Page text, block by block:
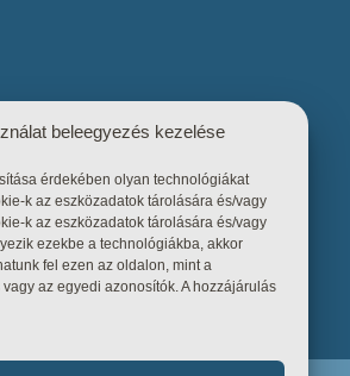
beleegyezés kezelése
érdekében olyan technológiákat
k az eszközadatok tárolására és/vagy
k az eszközadatok tárolására és/vagy
ezekbe a technológiákba, akkor
fel ezen az oldalon, mint a
az egyedi azonosítók. A hozzájárulás